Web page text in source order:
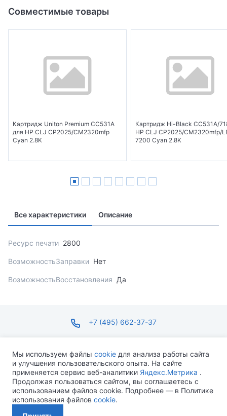
Совместимые товары
Картридж Uniton Premium CC531A
для HP CLJ CP2025/CM2320mfp
Cyan 2.8K
Картридж Hi-Black CC531A/
HP CLJ CP2025/CM2320mfp/
7200 Cyan 2.8K
Все характеристики Описание
Ресурс печати 2800
ВозможностьЗаправки Нет
ВозможностьВосстановления Да
+7 (495) 662-37-37
ПН-ПТ С 09:00 ДО 18:00 СБ-ВС ВЫХОДНОЙ
Мы используем файлы cookie для анализа работы сайта
и улучшения пользовательского опыта. На сайте
применяется сервис веб-аналитики Яндекс.Метрика .
Продолжая пользоваться сайтом, вы соглашаетесь с
использованием файлов cookie. Подробнее — в Политике
использования файлов cookie.